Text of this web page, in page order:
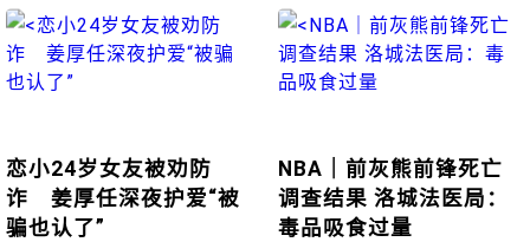
恋小24岁女友被劝防
诈 姜厚任深夜护爱“被
骗也认了”
NBA｜前灰熊前锋死亡
调查结果 洛城法医局：
毒品吸食过量